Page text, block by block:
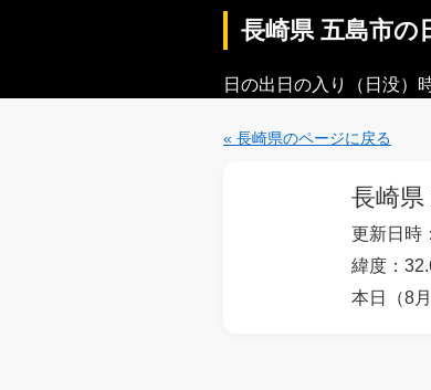
長崎県 五島市の
日の出日の入り（日没）
« 長崎県のページに戻る
長崎県
更新日時
緯度：
本日（8